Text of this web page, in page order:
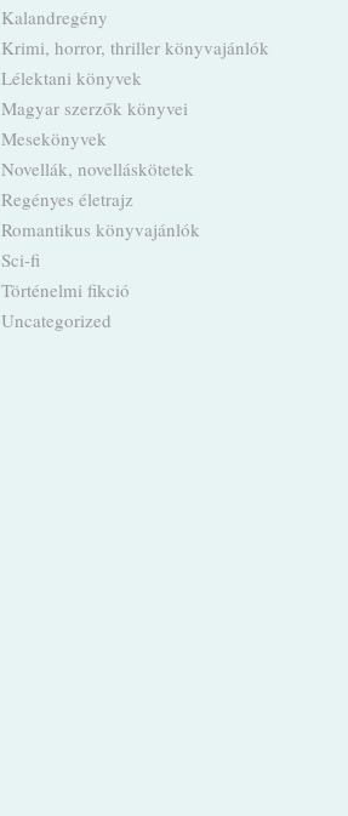
Kalandregény
Krimi, horror, thriller könyvajánlók
Lélektani könyvek
Magyar szerzők könyvei
Mesekönyvek
Novellák, novelláskötetek
Regényes életrajz
Romantikus könyvajánlók
Sci-fi
Történelmi fikció
Uncategorized